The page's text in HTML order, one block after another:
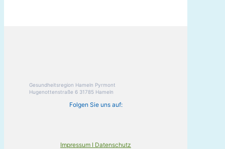
Gesundheitsregion Hameln Pyrmont
Hugenottenstraße 6 31785 Hameln
Folgen Sie uns auf:
Impressum I Datenschutz